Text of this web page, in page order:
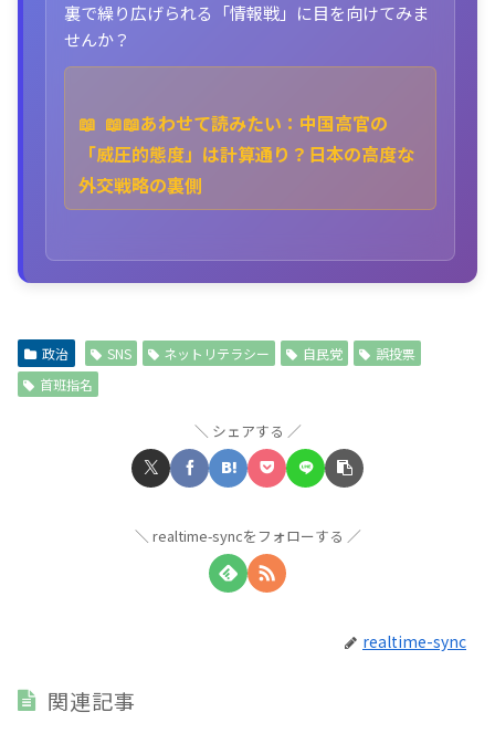
裏で繰り広げられる「情報戦」に目を向けてみま
せんか？
📖 📖📖あわせて読みたい：中国高官の
「威圧的態度」は計算通り？日本の高度な
外交戦略の裏側
政治 SNS ネットリテラシー 自民党
誤投票
首班指名
シェアする
realtime-syncをフォローする
realtime-sync
関連記事